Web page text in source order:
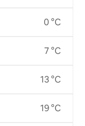
0 °C
7 °C
13 °C
19 °C